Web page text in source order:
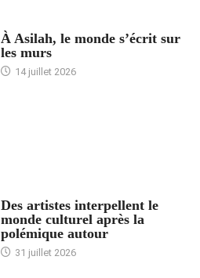
À Asilah, le monde s’écrit sur
les murs
14 juillet 2026
Des artistes interpellent le
monde culturel après la
polémique autour
31 juillet 2026